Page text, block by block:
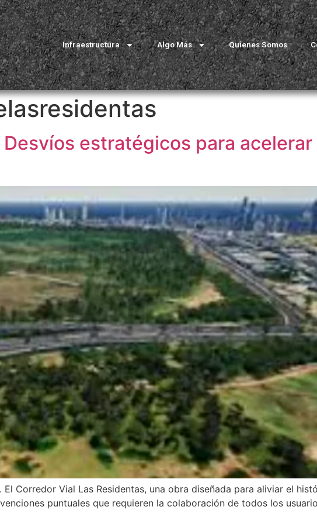
Infraestructura Algo Más Quienes Somos
estratégicos para acelerar
Corredor Vial Las Residentas, una obra diseñada para aliviar el
puntuales que requieren la colaboración de todos los